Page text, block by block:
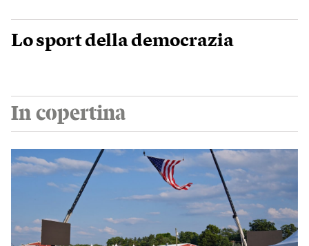
Lo sport della democrazia
In copertina